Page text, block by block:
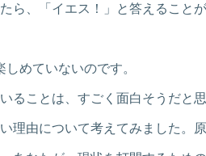
ら、「イエス！」と答えること
めていないのです。
ことは、すごく面白そうだと思
由について考えてみました。